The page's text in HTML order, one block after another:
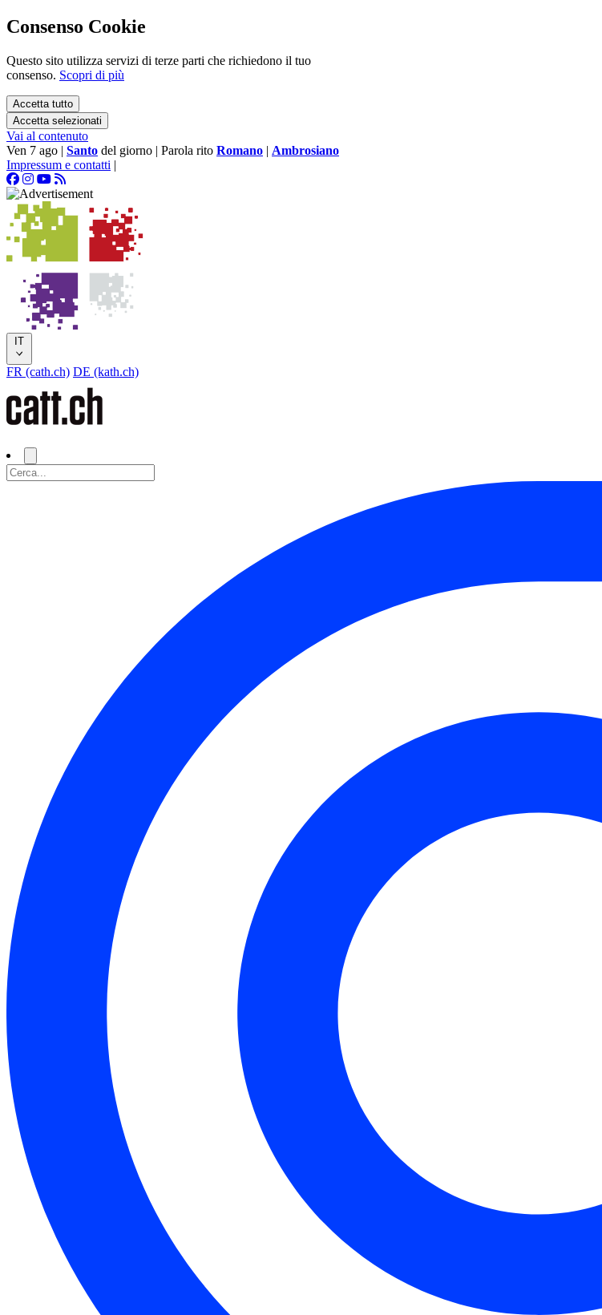
Consenso Cookie
Questo sito utilizza servizi di terze parti che richiedono il tuo
consenso. Scopri di più
Accetta tutto
Accetta selezionati
Vai al contenuto
Ven 7 ago | Santo del giorno | Parola rito Romano | Ambrosiano
Impressum e contatti |
IT
FR (cath.ch) DE (kath.ch)